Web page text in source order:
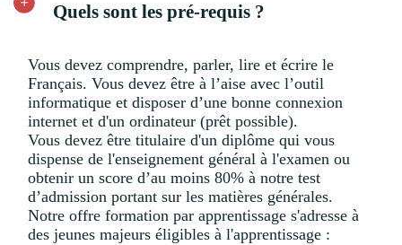
Quels sont les pré-requis ?
Vous devez comprendre, parler, lire et écrire le
Français. Vous devez être à l’aise avec l’outil
informatique et disposer d’une bonne connexion
internet et d'un ordinateur (prêt possible).
Vous devez être titulaire d'un diplôme qui vous
dispense de l'enseignement général à l'examen ou
obtenir un score d’au moins 80% à notre test
d’admission portant sur les matières générales.
Notre offre formation par apprentissage s'adresse à
des jeunes majeurs éligibles à l'apprentissage :